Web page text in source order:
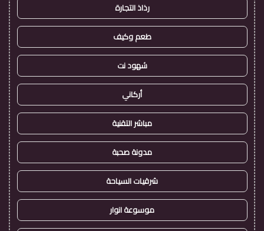
رذاذ التجارة
طعم وكيف
شهود نت
أركاني
مباشر التقنية
مدونة صحبة
شرقيات السياحة
موسوعة انوار